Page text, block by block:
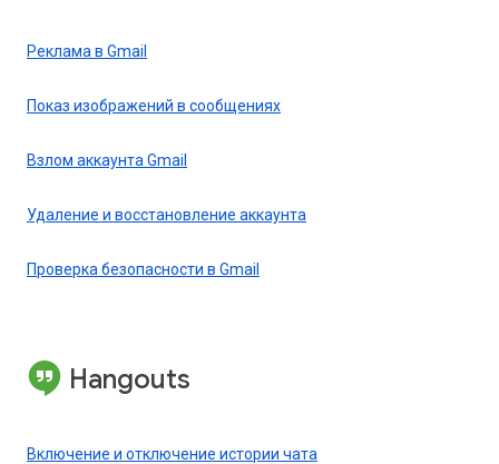
Реклама в Gmail
Показ изображений в сообщениях
Взлом аккаунта Gmail
Удаление и восстановление аккаунта
Проверка безопасности в Gmail
Hangouts
Включение и отключение истории чата